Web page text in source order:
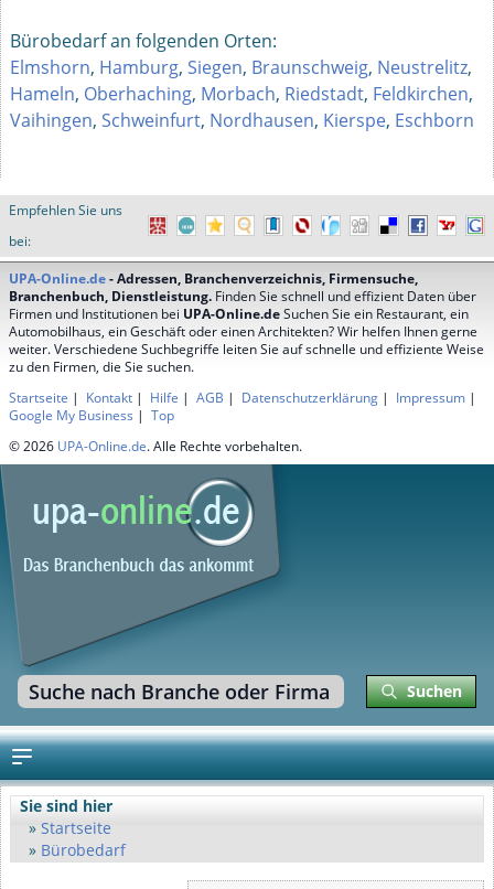
Bürobedarf an folgenden Orten:
Elmshorn, Hamburg, Siegen, Braunschweig, Neustrelitz,
Hameln, Oberhaching, Morbach, Riedstadt, Feldkirchen,
Vaihingen, Schweinfurt, Nordhausen, Kierspe, Eschborn
Empfehlen Sie uns
bei:
UPA-Online.de- Adressen, Branchenverzeichnis, Firmensuche,
Branchenbuch, Dienstleistung. Finden Sie schnell und effizient Daten über
Firmen und Institutionen bei UPA-Online.deSuchen Sie ein Restaurant, ein
Automobilhaus, ein Geschäft oder einen Architekten? Wir helfen Ihnen gerne
weiter. Verschiedene Suchbegriffe leiten Sie auf schnelle und effiziente Weise
zu den Firmen, die Sie suchen.
Startseite | Kontakt | Hilfe | AGB | Datenschutzerklärung | Impressum |
Google My Business | Top
© 2026 UPA-Online.de. Alle Rechte vorbehalten.
Suchen
Sie sind hier
Startseite
Bürobedarf